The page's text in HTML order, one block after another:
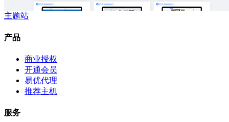
主题站
产品
商业授权
开通会员
易优代理
推荐主机
服务